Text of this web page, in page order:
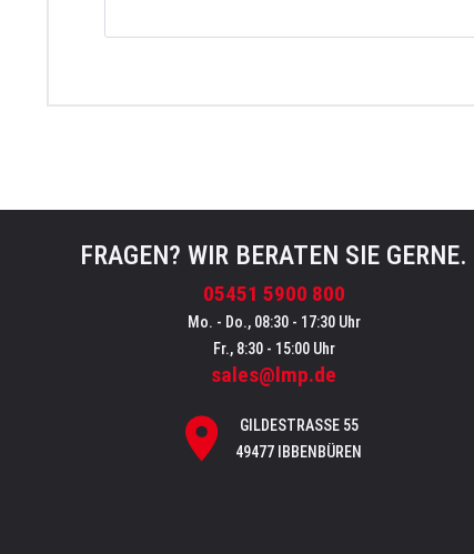
FRAGEN? WIR BERATEN SIE GERNE.
05451 5900 800
Mo. - Do., 08:30 - 17:30 Uhr
Fr., 8:30 - 15:00 Uhr
sales@lmp.de
GILDESTRASSE 55
49477 IBBENBÜREN